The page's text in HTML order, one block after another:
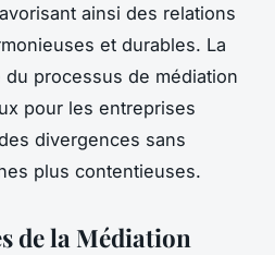
ainsi des relations
et durables. La
du processus de médiation
pour les entreprises
divergences sans
plus contentieuses.
de la Médiation